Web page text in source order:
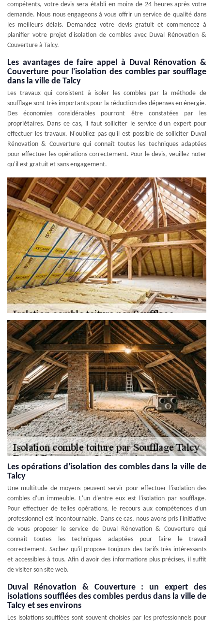
compétents, votre devis sera établi en moins de 24 heures après votre
demande. Nous nous engageons à vous offrir un service de qualité dans
les meilleurs délais. Demandez votre devis gratuit et commencez à
planifier votre projet d'isolation de combles avec Duval Rénovation &
Couverture à Talcy.
Les avantages de faire appel à Duval Rénovation &
Couverture pour l'isolation des combles par soufflage
dans la ville de Talcy
Les travaux qui consistent à isoler les combles par la méthode de
soufflage sont très importants pour la réduction des dépenses en énergie.
Des économies considérables pourront être constatées par les
propriétaires. Dans ce cas, il faut solliciter le service d'un expert pour
effectuer les travaux. N'oubliez pas qu'il est possible de solliciter Duval
Rénovation & Couverture qui connaît toutes les techniques adaptées
pour effectuer les opérations correctement. Pour le devis, veuillez noter
qu'il est gratuit et sans engagement.
Les opérations d'isolation des combles dans la ville de
Talcy
Une multitude de moyens peuvent servir pour effectuer l'isolation des
combles d'un immeuble. L'un d'entre eux est l'isolation par soufflage.
Pour effectuer de telles opérations, le recours aux compétences d'un
professionnel est incontournable. Dans ce cas, nous avons pris l'initiative
de vous proposer le service de Duval Rénovation & Couverture qui
connaît toutes les techniques adaptées pour faire le travail
correctement. Sachez qu'il propose toujours des tarifs très intéressants
et accessibles à tous. Afin d'avoir des informations plus précises, il suffit
de visiter son site web.
Duval Rénovation & Couverture : un expert des
isolations soufflées des combles perdus dans la ville de
Talcy et ses environs
Les isolations soufflées sont souvent choisies par les professionnels pour